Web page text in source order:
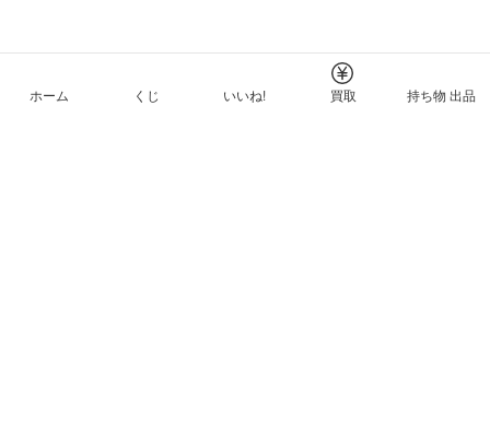
ホーム くじ いいね! 買取 持ち物 出品